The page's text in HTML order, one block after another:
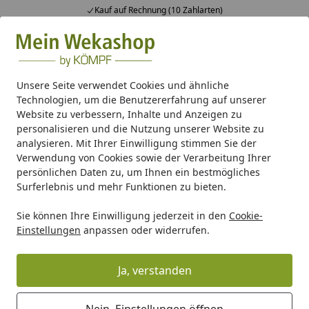
Unsere Seite verwendet Cookies und ähnliche
Technologien, um die Benutzererfahrung auf unserer
Website zu verbessern, Inhalte und Anzeigen zu
personalisieren und die Nutzung unserer Website zu
analysieren. Mit Ihrer Einwilligung stimmen Sie der
Verwendung von Cookies sowie der Verarbeitung Ihrer
persönlichen Daten zu, um Ihnen ein bestmögliches
Surferlebnis und mehr Funktionen zu bieten.
Sie können Ihre Einwilligung jederzeit in den Cookie-
Einstellungen anpassen oder widerrufen.
Ja, verstanden
Kauf auf Rechnung (10 Zahlarten)
Alle Produkte
Mein Konto
Suchen
Startseite
Pavillon Pavillon/Laube Zubehör Weka Sitzgelegenheit/
Weka Sitzgelegenheit/Wände für
Gartenoase 651 Gr. 1 (294 x 294 cm)